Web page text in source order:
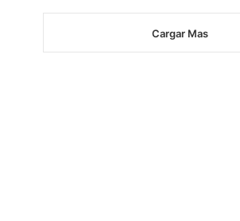
Cargar Mas